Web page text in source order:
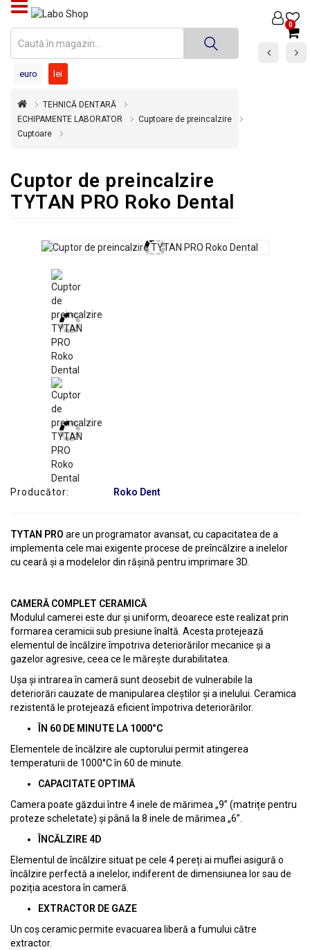
0
PRODUSE
MEDICINĂ
DENTARĂ
TEHNICĂ
DENTARĂ
STERILIZARE
SUPER
ÎNCHIRIERI
euro lei
TEHNICĂ DENTARĂ
ECHIPAMENTE LABORATOR
Cuptoare de preincalzire
Cuptoare
Cuptor de preincalzire
TYTAN PRO Roko Dental
Producător: Roko Dent
TYTAN PRO are un programator avansat, cu capacitatea de a
implementa cele mai exigente procese de preîncălzire a inelelor
cu ceară și a modelelor din rășină pentru imprimare 3D.
CAMERĂ COMPLET CERAMICĂ
Modulul camerei este dur și uniform, deoarece este realizat prin
formarea ceramicii sub presiune înaltă. Acesta protejează
elementul de încălzire împotriva deteriorărilor mecanice și a
gazelor agresive, ceea ce le mărește durabilitatea.
Ușa și intrarea în cameră sunt deosebit de vulnerabile la
deteriorări cauzate de manipularea cleștilor și a inelului. Ceramica
rezistentă le protejează eficient împotriva deteriorărilor.
ÎN 60 DE MINUTE LA 1000°C
Elementele de încălzire ale cuptorului permit atingerea
temperaturii de 1000°C în 60 de minute.
CAPACITATE OPTIMĂ
Camera poate găzdui între 4 inele de mărimea „9” (matrițe pentru
proteze scheletate) și până la 8 inele de mărimea „6”.
ÎNCĂLZIRE 4D
Elementul de încălzire situat pe cele 4 pereți ai muflei asigură o
încălzire perfectă a inelelor, indiferent de dimensiunea lor sau de
poziția acestora în cameră.
EXTRACTOR DE GAZE
Un coș ceramic permite evacuarea liberă a fumului către
extractor.